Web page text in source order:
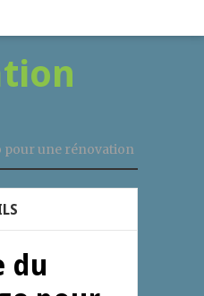
pour une rénovation
du